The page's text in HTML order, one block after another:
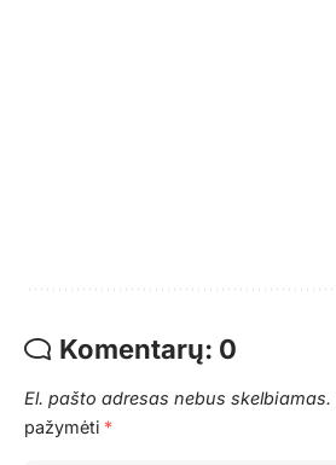
Komentarų: 0
El. pašto adresas nebus skelbiamas.
pažymėti *